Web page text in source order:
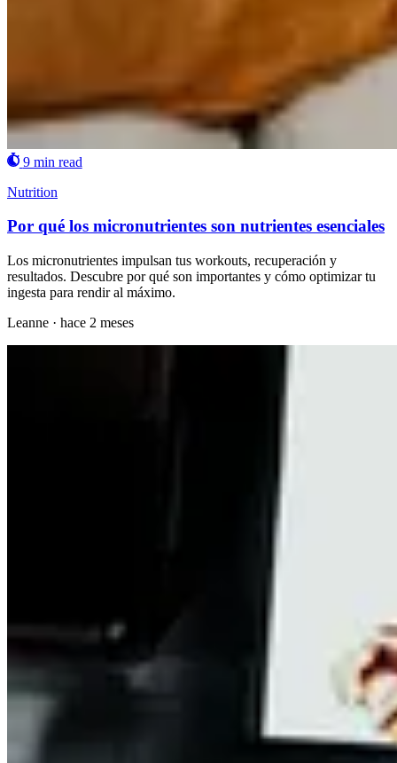
9 min read
Nutrition
Por qué los micronutrientes son nutrientes esenciales
Los micronutrientes impulsan tus workouts, recuperación y
resultados. Descubre por qué son importantes y cómo optimizar tu
ingesta para rendir al máximo.
Leanne · hace 2 meses